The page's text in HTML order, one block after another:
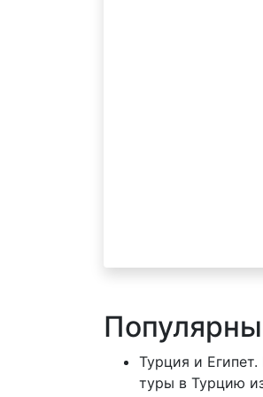
Турция и
туры в Турцию